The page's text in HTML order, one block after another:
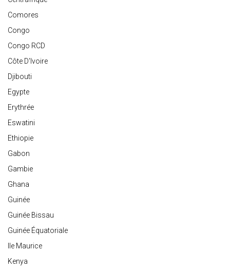
Comores
Congo
Congo RCD
Côte D'Ivoire
Djibouti
Egypte
Erythrée
Eswatini
Ethiopie
Gabon
Gambie
Ghana
Guinée
Guinée Bissau
Guinée Équatoriale
Ile Maurice
Kenya